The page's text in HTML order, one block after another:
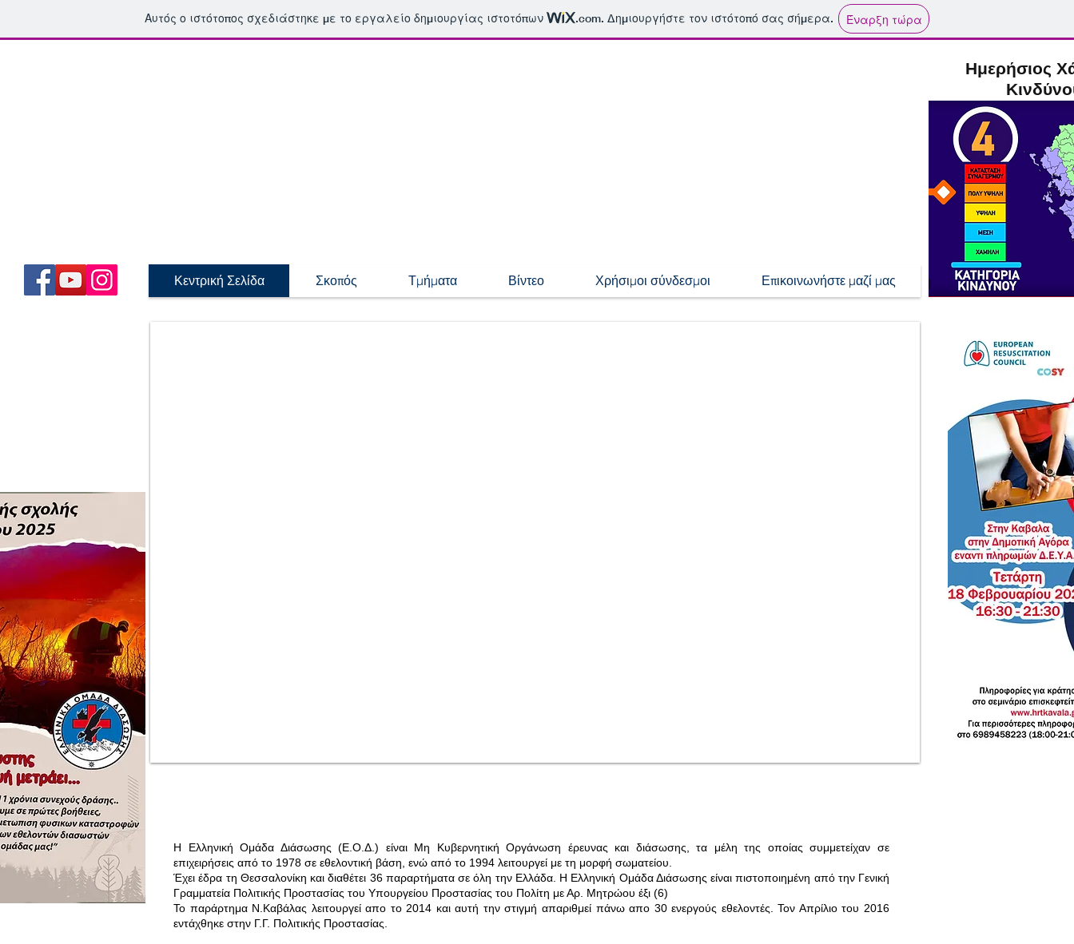
Αυτός ο ιστότοπος σχεδιάστηκε με το εργαλείο δημιουργίας ιστοτόπων .com. Δημιουργήστε τον ιστότοπό σας σήμερα. Έναρξη τώρα
Ημερήσιος
Κεντρική Σελίδα Σκοπός Τμήματα Βίντεο Χρήσιμοι σύνδεσμοι Επικοινωνήστε μαζί μας
Η Ελληνική Ομάδα Διάσωσης (Ε.Ο.Δ.) είναι Μη Κυβερνητική Οργάνωση έρευνας και διάσωσης, τα μέλη της οποίας συμμετείχαν σε
επιχειρήσεις από το 1978 σε εθελοντική βάση, ενώ από το 1994 λειτουργεί με τη μορφή σωματείου.
Έχει έδρα τη Θεσσαλονίκη και διαθέτει 36 παραρτήματα σε όλη την Ελλάδα. Η Ελληνική Ομάδα Διάσωσης είναι πιστοποιημένη από την Γενική
Γραμματεία Πολιτικής Προστασίας του Υπουργείου Προστασίας του Πολίτη με Αρ. Μητρώου έξι (6)
Το παράρτημα Ν.Καβάλας λειτουργεί απο το 2014 και αυτή την στιγμή απαριθμεί πάνω απο 30ενεργούς εθελοντές. Τον Απρίλιο του 2016
εντάχθηκε στην Γ.Γ. Πολιτικής Προστασίας.